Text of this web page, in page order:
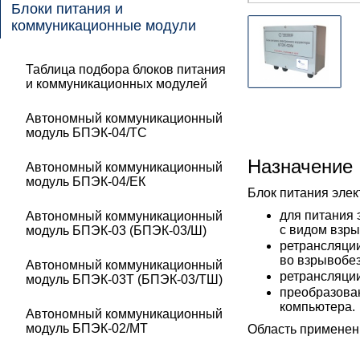
Блоки питания и
коммуникационные модули
Таблица подбора блоков питания
и коммуникационных модулей
Автономный коммуникационный
модуль БПЭК-04/ТС
Автономный коммуникационный
модуль БПЭК-04/ЕК
Автономный коммуникационный
модуль БПЭК-03 (БПЭК-03/Ш)
Автономный коммуникационный
модуль БПЭК-03Т (БПЭК-03/ТШ)
Автономный коммуникационный
модуль БПЭК-02/МТ
Назначение
Блок питания
для питания
с видом
во
компьютера.
Область